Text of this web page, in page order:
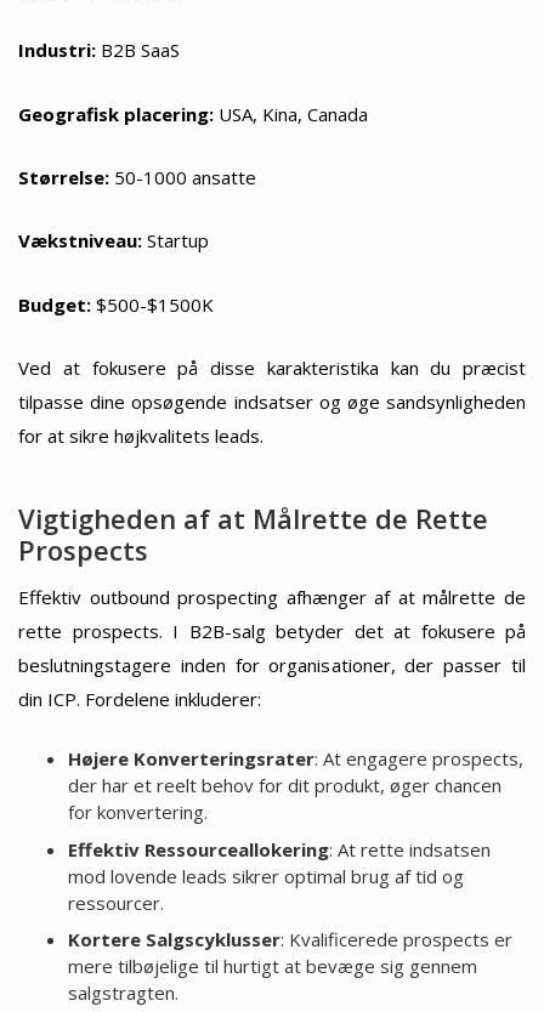
Industri: B2B SaaS
Geografisk placering: USA, Kina, Canada
Størrelse: 50-1000 ansatte
Vækstniveau: Startup
Budget: $500-$1500K
Ved at fokusere på disse karakteristika kan du præcist
tilpasse dine opsøgende indsatser og øge sandsynligheden
for at sikre højkvalitets leads.
Vigtigheden af at Målrette de Rette
Prospects
Effektiv outbound prospecting afhænger af at målrette de
rette prospects. I B2B-salg betyder det at fokusere på
beslutningstagere inden for organisationer, der passer til
din ICP. Fordelene inkluderer:
Højere Konverteringsrater: At engagere prospects,
der har et reelt behov for dit produkt, øger chancen
for konvertering.
Effektiv Ressourceallokering: At rette indsatsen
mod lovende leads sikrer optimal brug af tid og
ressourcer.
Kortere Salgscyklusser: Kvalificerede prospects er
mere tilbøjelige til hurtigt at bevæge sig gennem
salgstragten.